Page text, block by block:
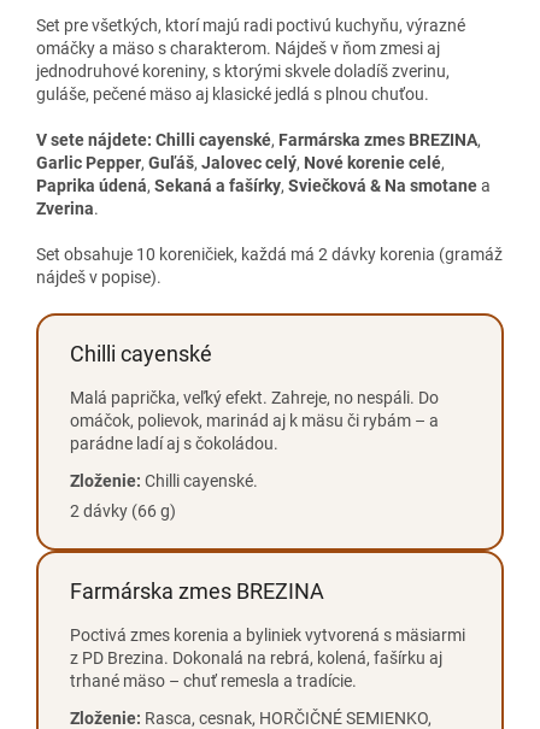
Set pre všetkých, ktorí majú radi poctivú kuchyňu, výrazné
omáčky a mäso s charakterom. Nájdeš v ňom zmesi aj
jednodruhové koreniny, s ktorými skvele doladíš zverinu,
guláše, pečené mäso aj klasické jedlá s plnou chuťou.
V sete nájdete: Chilli cayenské, Farmárska zmes BREZINA,
Garlic Pepper, Guľáš, Jalovec celý, Nové korenie celé,
Paprika údená, Sekaná a fašírky, Sviečková & Na smotanea
Zverina.
Set obsahuje 10 koreničiek, každá má 2 dávky korenia (gramáž
nájdeš v popise).
Chilli cayenské
Malá paprička, veľký efekt. Zahreje, no nespáli. Do
omáčok, polievok, marinád aj k mäsu či rybám – a
parádne ladí aj s čokoládou.
Zloženie: Chilli cayenské.
2 dávky (66 g)
Farmárska zmes BREZINA
Poctivá zmes korenia a byliniek vytvorená s mäsiarmi
z PD Brezina. Dokonalá na rebrá, kolená, fašírku aj
trhané mäso – chuť remesla a tradície.
Zloženie: Rasca, cesnak, HORČIČNÉ SEMIENKO,